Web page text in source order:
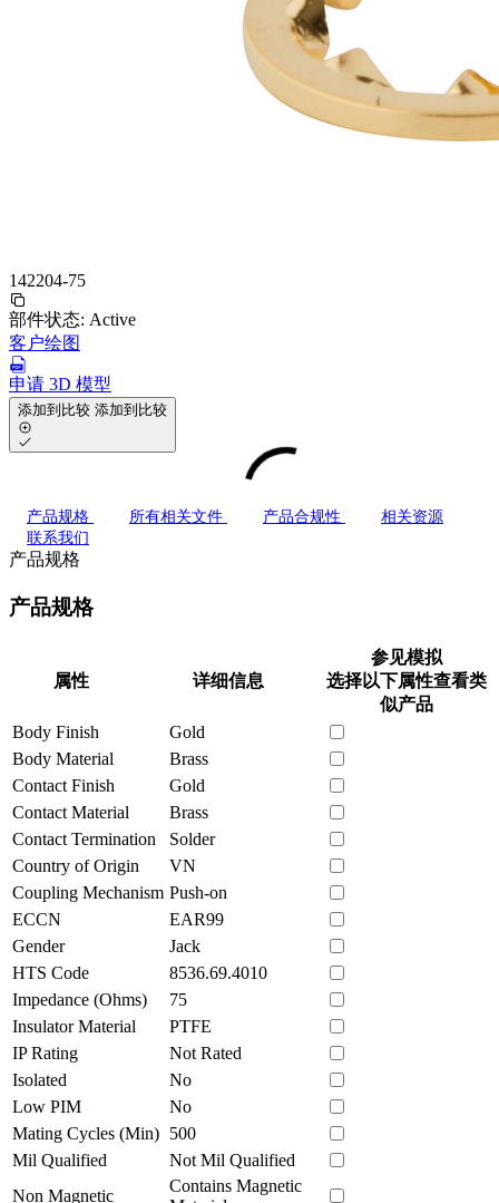
142204-75
部件状态: Active
客户绘图
申请 3D 模型
添加到比较 添加到比较
产品规格 所有相关文件 产品合规性
相关资源
联系我们
产品规格
产品规格
属性 详细信息
参见模拟
选择以下属性查看类
似产品
Body Finish
Gold
Body Material
Brass
Contact Finish
Gold
Contact Material
Brass
Contact Termination
Solder
Country of Origin
VN
Coupling Mechanism Push-on
ECCN
EAR99
Gender
Jack
HTS Code
8536.69.4010
Impedance (Ohms)
75
Insulator Material
PTFE
IP Rating
Not Rated
Isolated
No
Low PIM
No
Mating Cycles (Min) 500
Mil Qualified
Not Mil Qualified
Non Magnetic
Contains Magnetic